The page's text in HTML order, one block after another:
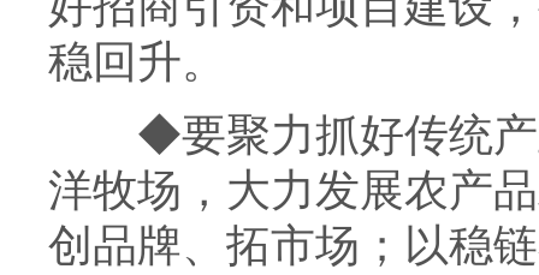
稳回升。
◆要聚力抓好传统
洋牧场，大力发展农产
创品牌、拓市场；以稳